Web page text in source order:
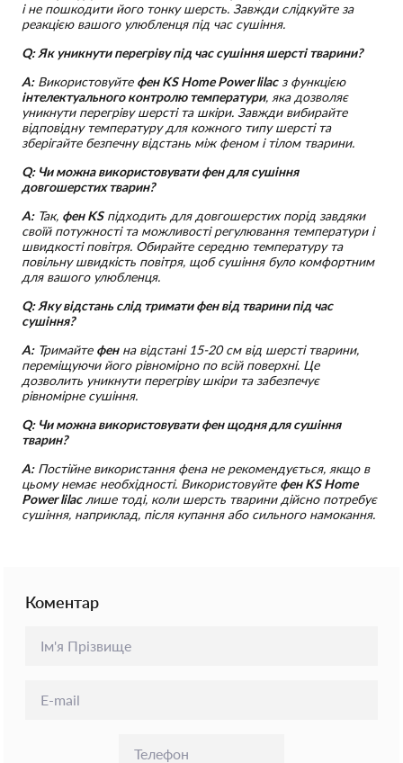
і не пошкодити його тонку шерсть. Завжди слідкуйте за
реакцією вашого улюбленця під час сушіння.
Q: Як уникнути перегріву під час сушіння шерсті тварини?
A:Використовуйте фен KS Home Power lilacз функцією
інтелектуального контролю температури, яка дозволяє
уникнути перегріву шерсті та шкіри. Завжди вибирайте
відповідну температуру для кожного типу шерсті та
зберігайте безпечну відстань між феном і тілом тварини.
Q: Чи можна використовувати фен для сушіння
довгошерстих тварин?
A:Так, фен KSпідходить для довгошерстих порід завдяки
своїй потужності та можливості регулювання температури і
швидкості повітря. Обирайте середню температуру та
повільну швидкість повітря, щоб сушіння було комфортним
для вашого улюбленця.
Q: Яку відстань слід тримати фен від тварини під час
сушіння?
A:Тримайте фенна відстані 15-20 см від шерсті тварини,
переміщуючи його рівномірно по всій поверхні. Це
дозволить уникнути перегріву шкіри та забезпечує
рівномірне сушіння.
Q: Чи можна використовувати фен щодня для сушіння
тварин?
A:Постійне використання фена не рекомендується, якщо в
цьому немає необхідності. Використовуйте фен KS Home
Power lilacлише тоді, коли шерсть тварини дійсно потребує
сушіння, наприклад, після купання або сильного намокання.
Коментар